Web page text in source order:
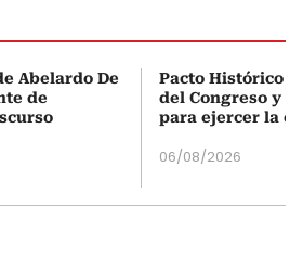
Abelardo De
de
Pacto Histórico
del Congreso y
para ejercer la
06/08/2026